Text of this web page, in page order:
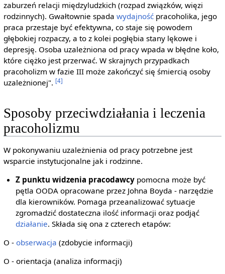
zaburzeń relacji międzyludzkich (rozpad związków, więzi
rodzinnych). Gwałtownie spada wydajnośćpracoholika, jego
praca przestaje być efektywna, co staje się powodem
głębokiej rozpaczy, a to z kolei pogłębia stany lękowe i
depresję. Osoba uzależniona od pracy wpada w błędne koło,
które ciężko jest przerwać. W skrajnych przypadkach
pracoholizm w fazie III może zakończyć się śmiercią osoby
uzależnionej". [4]
Sposoby przeciwdziałania i leczenia
pracoholizmu
W pokonywaniu uzależnienia od pracy potrzebne jest
wsparcie instytucjonalne jak i rodzinne.
Z punktu widzenia pracodawcy pomocna może być
pętla OODA opracowane przez Johna Boyda - narzędzie
dla kierowników. Pomaga przeanalizować sytuacje
zgromadzić dostateczna ilość informacji oraz podjąć
działanie. Składa się ona z czterech etapów:
O - obserwacja (zdobycie informacji)
O - orientacja (analiza informacji)